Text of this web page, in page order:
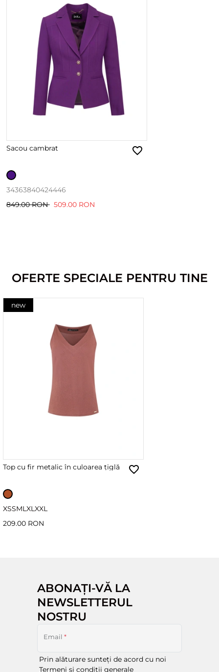
Sacou cambrat
34363840424446
849.00 RON 509.00 RON
OFERTE SPECIALE PENTRU TINE
new
Top cu fir metalic în culoarea țiglă
XSSML XL XXL
209.00 RON
ABONAȚI-VĂ LA
NEWSLETTERUL
NOSTRU
Email *
Prin alăturare sunteți de acord cu noi
Termeni și condiții generale